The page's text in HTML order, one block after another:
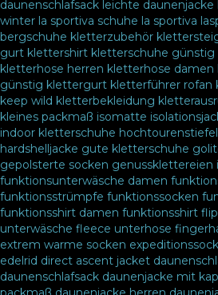
daunenschlafsack leichte daunenjacke
winter la sportiva schuhe la sportiva
bergschuhe kletterzubehör
gurt klettershirt kletterschuhe günstig
kletterhose herren kletterhose damen
günstig klettergurt kletterführer rofan
keep wild kletterbekleidung
kleines packmaß isomatte
indoor kletterschuhe hochtourenstiefel
hardshelljacke gute kletterschuhe
gepolsterte socken genussklettereien
funktionsunterwäsche damen
funktionsstrümpfe funktionssocken
funktionsshirt damen funktionsshirt
unterwäsche fleece unterhose
extrem warme socken
edelrid direct ascent jacket
daunenschlafsack daunenjacke mit